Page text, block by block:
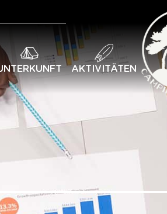
AKTIVITÄTEN